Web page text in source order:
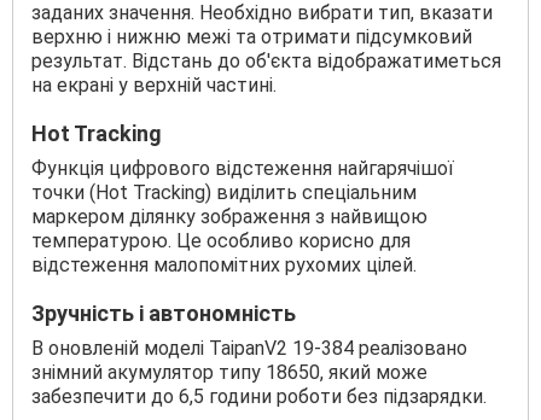
заданих значення. Необхідно вибрати тип, вказати
верхню і нижню межі та отримати підсумковий
результат. Відстань до об'єкта відображатиметься
на екрані у верхній частині.
Hot Tracking
Функція цифрового відстеження найгарячішої
точки (Hot Tracking) виділить спеціальним
маркером ділянку зображення з найвищою
температурою. Це особливо корисно для
відстеження малопомітних рухомих цілей.
Зручність і автономність
В оновленій моделі TaipanV2 19-384 реалізовано
знімний акумулятор типу 18650, який може
забезпечити до 6,5 години роботи без підзарядки.